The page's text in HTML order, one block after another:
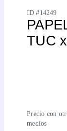
ID #14249
TUC
Precio con
medios